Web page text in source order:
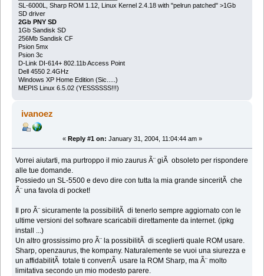
SL-6000L, Sharp ROM 1.12, Linux Kernel 2.4.18 with "pelrun patched" >1Gb
SD driver
2Gb PNY SD
1Gb Sandisk SD
256Mb Sandisk CF
Psion 5mx
Psion 3c
D-Link DI-614+ 802.11b Access Point
Dell 4550 2.4GHz
Windows XP Home Edition (Sic.....)
MEPIS Linux 6.5.02 (YESSSSSS!!!)
ivanoez
« Reply #1 on: January 31, 2004, 11:04:44 am »
Vorrei aiutarti, ma purtroppo il mio zaurus Ã¨ giÃ obsoleto per rispondere
alle tue domande.
Possiedo un SL-5500 e devo dire con tutta la mia grande sinceritÃ che
Ã¨ una favola di pocket!
Il pro Ã¨ sicuramente la possibilitÃ di tenerlo sempre aggiornato con le
ultime versioni del software scaricabili direttamente da internet. (ipkg
install ...)
Un altro grossissimo pro Ã¨ la possibilitÃ di sceglierti quale ROM usare.
Sharp, openzaurus, the kompany. Naturalemente se vuoi una siurezza e
un affidabilitÃ totale ti converrÃ usare la ROM Sharp, ma Ã¨ molto
limitativa secondo un mio modesto parere.